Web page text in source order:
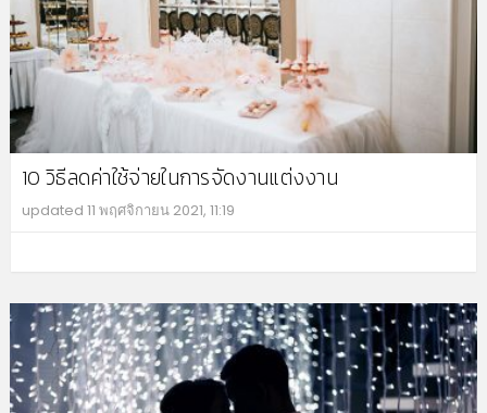
10 วิธีลดค่าใช้จ่ายในการจัดงานแต่งงาน
updated 11 พฤศจิกายน 2021, 11:19